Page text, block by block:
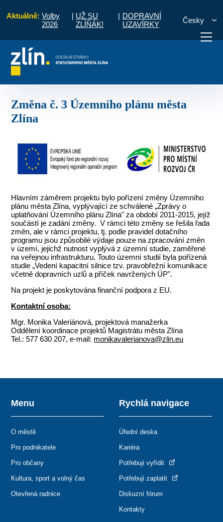
Aktuálně: Volby
2026
| UŽ SU
ZLÍŇÁK!
| DOPRAVNÍ
UZAVÍRKY
Česky
vyřídit Potřebuji zaplatit
Změna č. 3 Územního plánu města
Zlína
Hlavním záměrem projektu bylo pořízení změny Územního
plánu města Zlína, vyplývající ze schválené „Zprávy o
uplatňování Územního plánu Zlína" za období 2011-2015, jejíž
součástí je zadání změny. V rámci této změny se řešila řada
změn, ale v rámci projektu, tj. podle pravidel dotačního
programu jsou způsobilé výdaje pouze na zpracování změn
v území, jejichž nutnost vyplývá z územní studie, zaměřené
na veřejnou infrastrukturu. Touto územní studií byla pořízená
studie „Vedení kapacitní silnice tzv. pravobřežní komunikace
včetně dopravních uzlů a příček navržených ÚP".
Na projekt je poskytována finanční podpora z EU.
Kontaktní osoba:
Mgr. Monika Valeriánová, projektová manažerka
Oddělení koordinace projektů Magistrátu města Zlína
Tel.: 577 630 207, e-mail: monikavalerianova@zlin.eu
Menu
O městě
Pro podnikatele
Pro občany
Kultura, sport a volný čas
Otevřená radnice
Rychlá navigace
Úřední deska
Kariéra
Potřebuji vyřídit
Potřebuji zaplatit
Diskuzní fórum
Kontakty